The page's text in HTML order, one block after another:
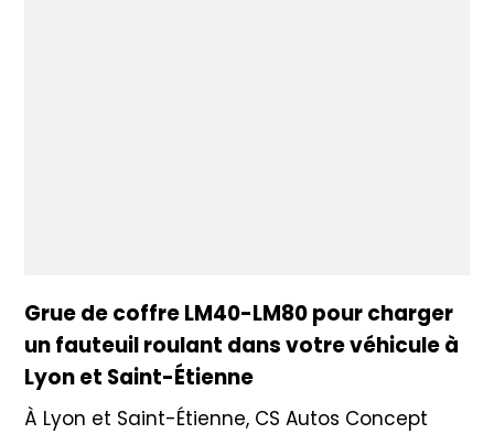
Grue de coffre LM40-LM80 pour charger
un fauteuil roulant dans votre véhicule à
Lyon et Saint-Étienne
À Lyon et Saint-Étienne, CS Autos Concept